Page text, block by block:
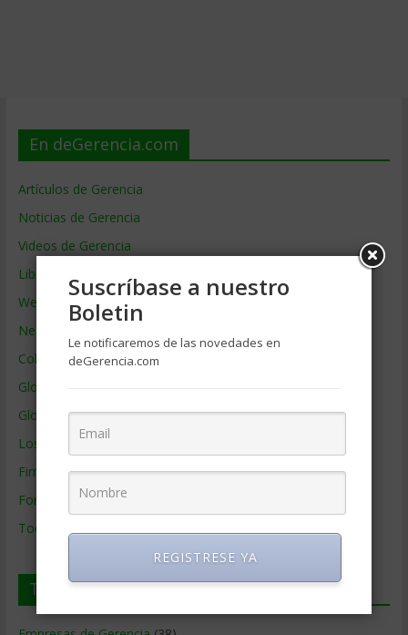
En deGerencia.com
Artículos de Gerencia
Noticias de Gerencia
Videos de Gerencia
Libros de Gerencia
Webs de Gerencia
Negocios por País
Colaboradores de Gerencia
Glosario
Glosario Inglés – Español
Los mejores MBA
Firmas de Gerencia
Formación de Gerencia
Todos los Temas
Temas de Gerencia
Suscríbase a nuestro
Boletin
Le notificaremos de las novedades en
deGerencia.com
REGISTRESE YA